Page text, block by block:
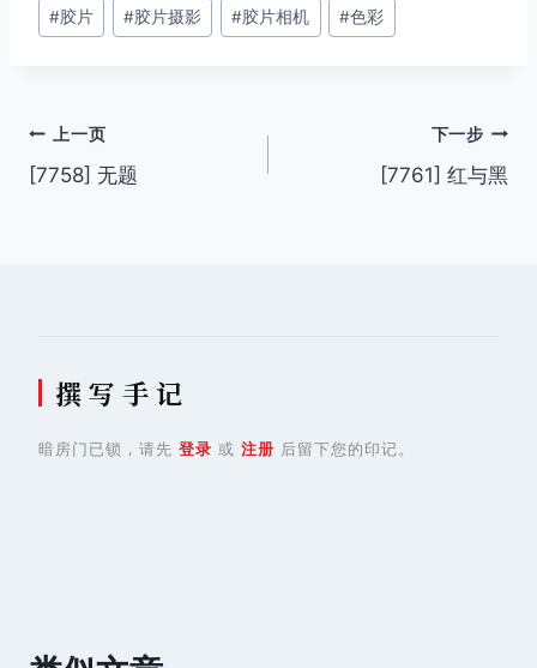
标
#胶片 #胶片摄影 #胶片相机 #色彩
文
章
上一页
[7758] 无题
下一步
[7761] 红与黑
撰 写 手 记
暗房门已锁，请先 登录 或 注册 后留下您的印记。